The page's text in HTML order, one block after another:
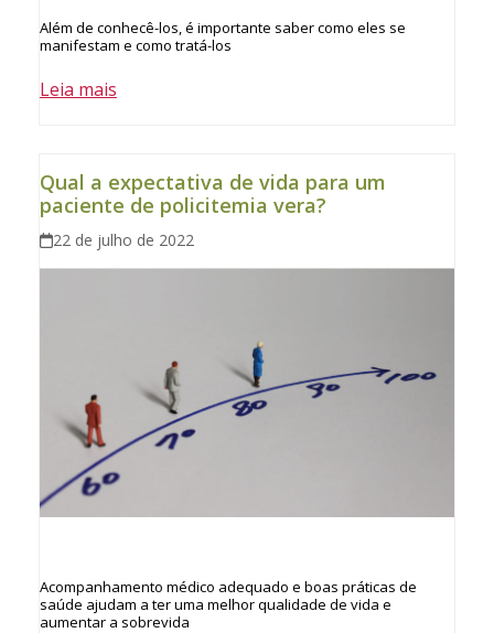
Além de conhecê-los, é importante saber como eles se
manifestam e como tratá-los
Leia mais
Qual a expectativa de vida para um
paciente de policitemia vera?
22 de julho de 2022
Acompanhamento médico adequado e boas práticas de
saúde ajudam a ter uma melhor qualidade de vida e
aumentar a sobrevida